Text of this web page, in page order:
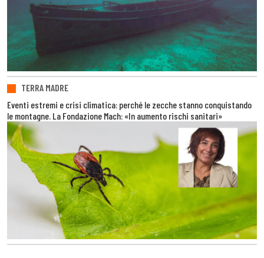
TERRA MADRE
Eventi estremi e crisi climatica: perché le zecche stanno conquistando
le montagne. La Fondazione Mach: «In aumento rischi sanitari»